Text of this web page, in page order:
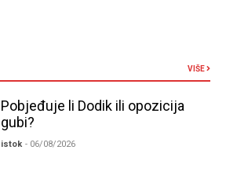
VIŠE
Pobjeđuje li Dodik ili opozicija
gubi?
istok - 06/08/2026